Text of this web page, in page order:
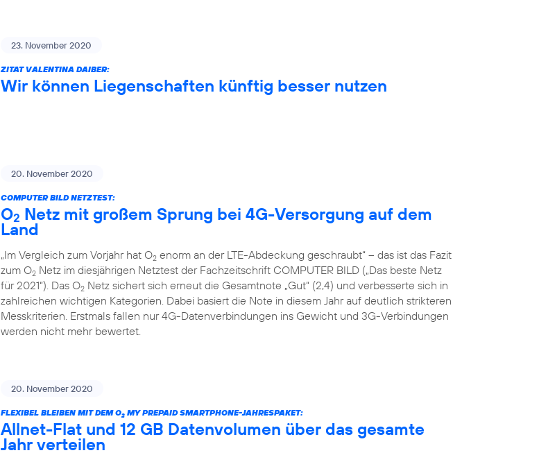
23. November 2020
ZITAT VALENTINA DAIBER:
Wir können Liegenschaften künftig besser nutzen
20. November 2020
COMPUTER BILD NETZTEST:
O2 Netz mit großem Sprung bei 4G-Versorgung auf dem
Land
„Im Vergleich zum Vorjahr hat O2 enorm an der LTE-Abdeckung geschraubt“ – das ist das Fazit
zum O2 Netz im diesjährigen Netztest der Fachzeitschrift COMPUTER BILD („Das beste Netz
für 2021“). Das O2 Netz sichert sich erneut die Gesamtnote „Gut“ (2,4) und verbesserte sich in
zahlreichen wichtigen Kategorien. Dabei basiert die Note in diesem Jahr auf deutlich strikteren
Messkriterien. Erstmals fallen nur 4G-Datenverbindungen ins Gewicht und 3G-Verbindungen
werden nicht mehr bewertet.
20. November 2020
FLEXIBEL BLEIBEN MIT DEM O2 MY PREPAID SMARTPHONE-JAHRESPAKET:
Allnet-Flat und 12 GB Datenvolumen über das gesamte
Jahr verteilen